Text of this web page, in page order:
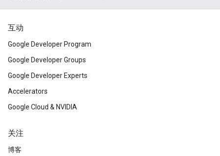
互动
Google Developer Program
Google Developer Groups
Google Developer Experts
Accelerators
Google Cloud & NVIDIA
关注
博客